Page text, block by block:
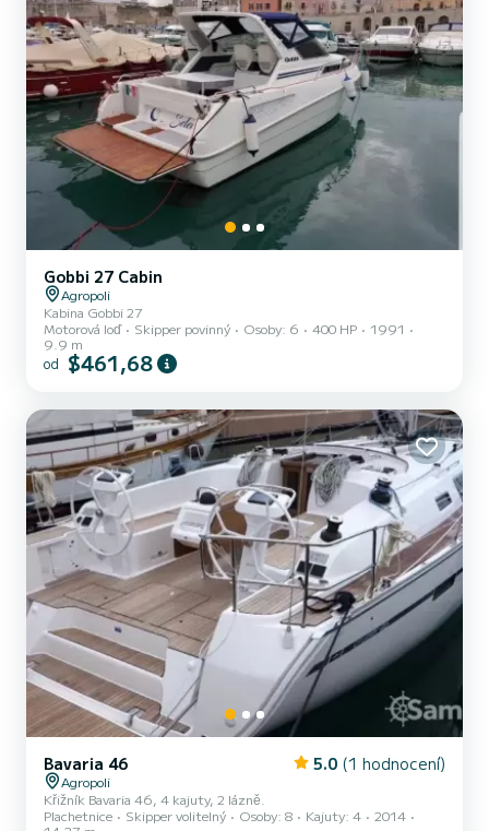
Gobbi 27 Cabin
Agropoli
Kabina Gobbi 27
Motorová loď
Skipper povinný Osoby: 6 400 HP
1991
9.9 m
od $461,68
Bavaria 46 5.0 (1 hodnocení)
Agropoli
Křižník Bavaria 46, 4 kajuty, 2 lázně.
Plachetnice
Skipper volitelný Osoby: 8 Kajuty: 4
2014